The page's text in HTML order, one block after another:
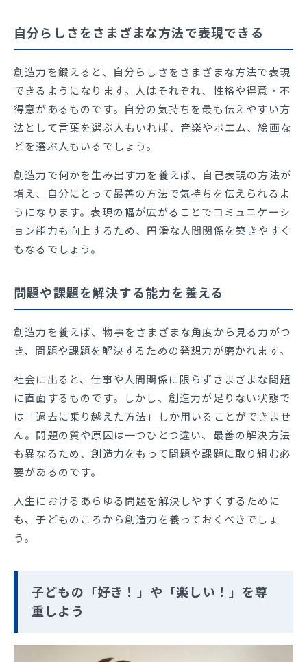
自分らしさをさまざまな方法で表現できる
創造力を鍛えると、自分らしさをさまざまな方法で表現
できるようになります。人はそれぞれ、性格や得意・不
得意があるものです。自分の気持ちを最も伝えやすい方
法として言葉を選ぶ人もいれば、音楽やポエム、絵画な
どを選ぶ人もいるでしょう。
創造力で何かを生み出す力を養えば、自己表現の方法が
増え、自分にとって最善の方法で気持ちを伝えられるよ
うになります。表現の幅が広がることでコミュニケーシ
ョン能力も向上するため、円滑な人間関係を築きやすく
もなるでしょう。
問題や課題を解決する能力を養える
創造力を養えば、物事をさまざまな角度から見る力がつ
き、問題や課題を解決するための発想力が磨かれます。
社会に出ると、仕事や人間関係に限らずさまざまな問題
に直面するものです。しかし、創造力が足りない状態で
は「過去に乗り越えた方法」しか用いることができませ
ん。問題の質や原因は一つひとつ違い、最善の解決方法
も異なるため、創造力をもって問題や課題に取り組む必
要があるのです。
人生におけるあらゆる問題を解決しやすくするために
も、子どものころから創造力を養っておくべきでしょ
う。
子どもの「好き！」や「楽しい！」を尊
重しよう